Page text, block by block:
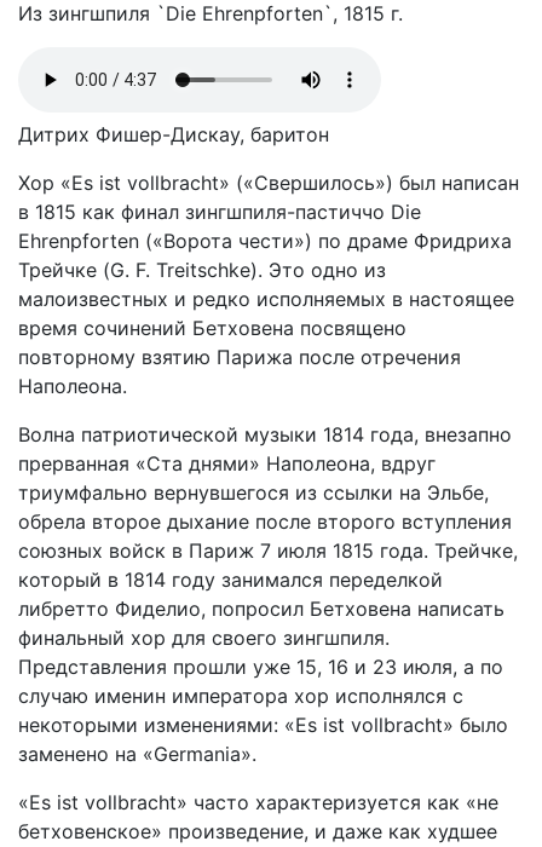
Из зингшпиля `Die Ehrenpforten`, 1815 г.
Дитрих Фишер-Дискау, баритон
Хор «Es ist vollbracht» («Свершилось») был написан
в 1815 как финал зингшпиля-пастиччо Die
Ehrenpforten («Ворота чести») по драме Фридриха
Трейчке (G. F. Treitschke). Это одно из
малоизвестных и редко исполняемых в настоящее
время сочинений Бетховена посвящено
повторному взятию Парижа после отречения
Наполеона.
Волна патриотической музыки 1814 года, внезапно
прерванная «Ста днями» Наполеона, вдруг
триумфально вернувшегося из ссылки на Эльбе,
обрела второе дыхание после второго вступления
союзных войск в Париж 7 июля 1815 года. Трейчке,
который в 1814 году занимался переделкой
либретто Фиделио, попросил Бетховена написать
финальный хор для своего зингшпиля.
Представления прошли уже 15, 16 и 23 июля, а по
случаю именин императора хор исполнялся с
некоторыми изменениями: «Es ist vollbracht» было
заменено на «Germania».
«Es ist vollbracht» часто характеризуется как «не
бетховенское» произведение, и даже как худшее